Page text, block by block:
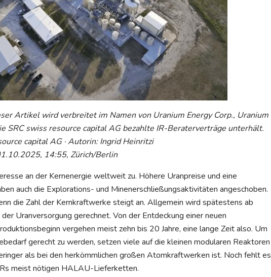
Artikel wird verbreitet im Namen von Uranium Energy Corp., Uranium
SRC swiss resource capital AG bezahlte IR-Beraterverträge unterhält.
capital AG · Autorin: Ingrid Heinritzi
14:55, Zürich/Berlin
an der Kernenergie weltweit zu. Höhere Uranpreise und eine
auch die Explorations- und Minenerschließungsaktivitäten angeschoben.
die Zahl der Kernkraftwerke steigt an. Allgemein wird spätestens ab
Uranversorgung gerechnet. Von der Entdeckung einer neuen
vergehen meist zehn bis 20 Jahre, eine lange Zeit also. Um
gerecht zu werden, setzen viele auf die kleinen modularen Reaktoren
als bei den herkömmlichen großen Atomkraftwerken ist. Noch fehlt es
meist nötigen HALAU-Lieferketten.